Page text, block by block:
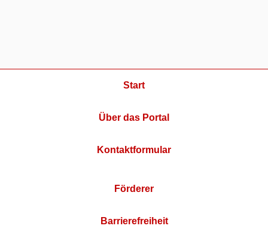
Start
Über das Portal
Kontaktformular
Förderer
Barrierefreiheit